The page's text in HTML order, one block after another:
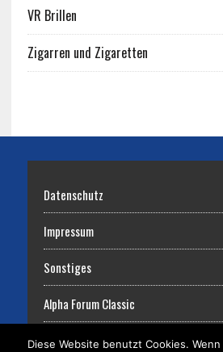
VR Brillen
Zigarren und Zigaretten
Datenschutz
Impressum
Sonstiges
Alpha Forum Classic
Diese Website benutzt Cookies.